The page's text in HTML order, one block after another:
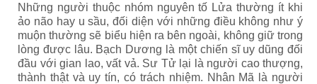
Những người thuộc nhóm nguyên tố Lửa thường ít khi
ảo não hay u sầu, đối diện với những điều không như ý
muộn thường sẽ biểu hiện ra bên ngoài, không giữ trong
lòng được lâu. Bạch Dương là một chiến sĩ uy dũng đối
đầu với gian lao, vất vả. Sư Tử lại là người cao thượng,
thành thật và uy tín, có trách nhiệm. Nhân Mã là người